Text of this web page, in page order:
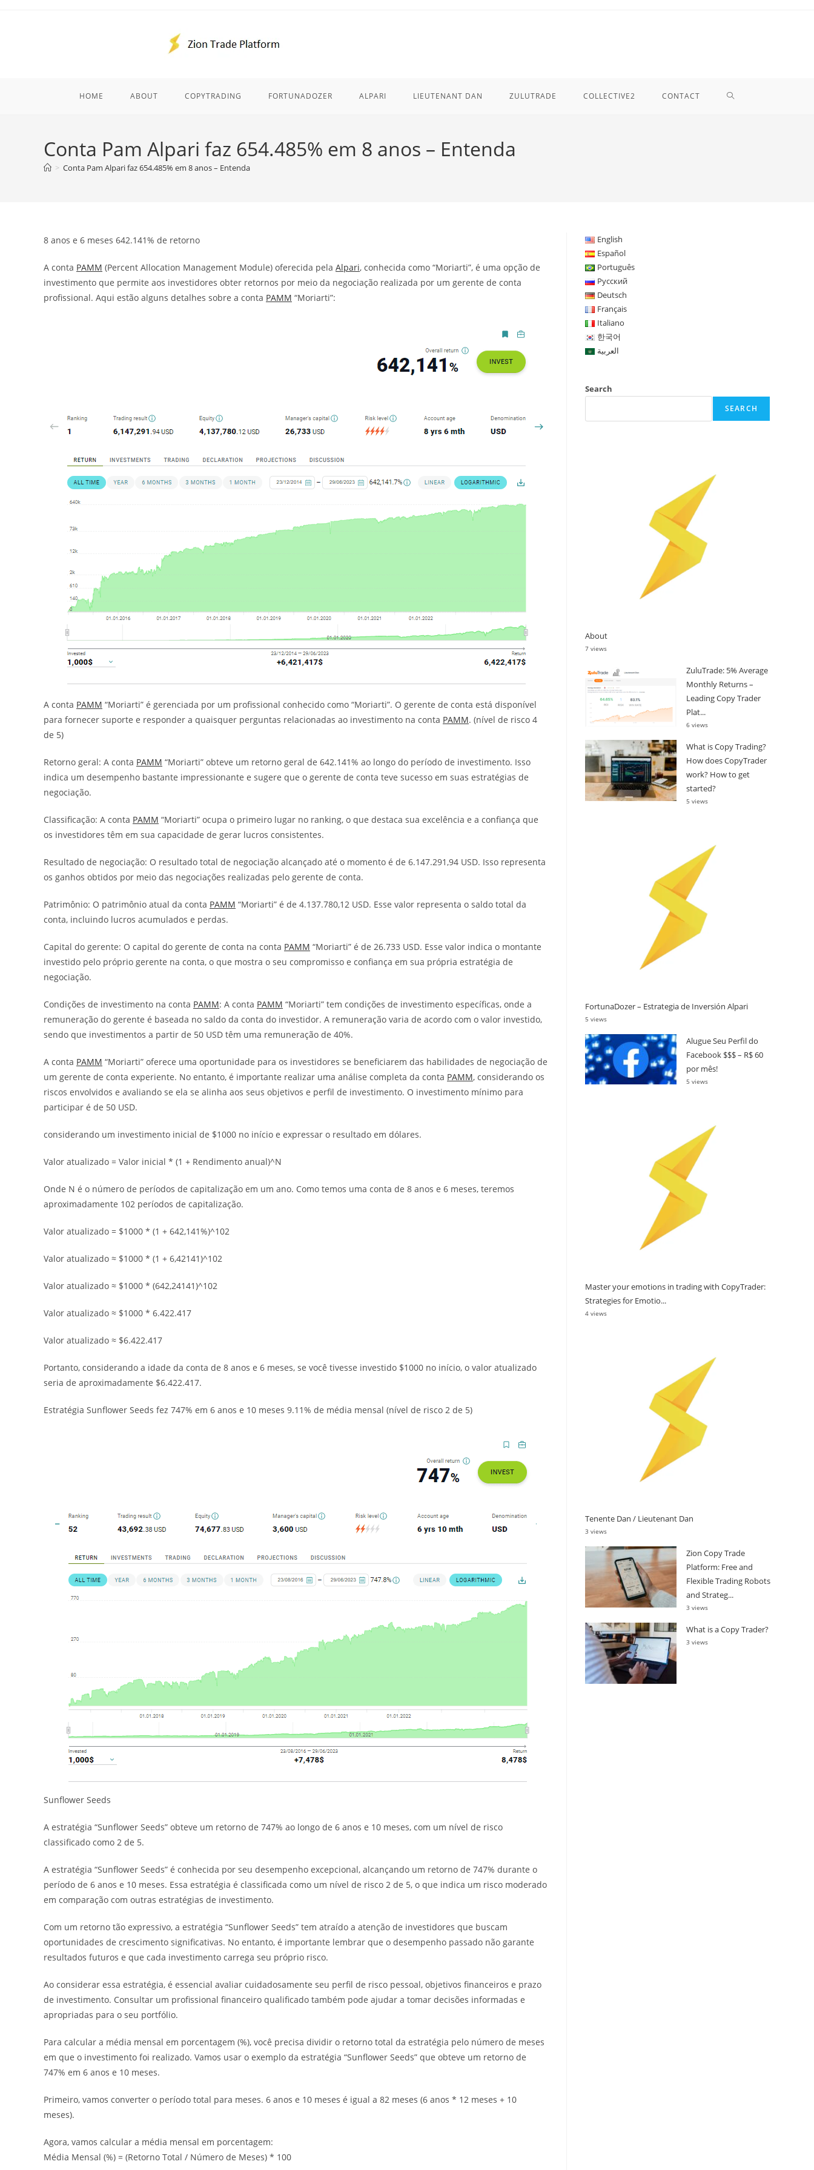
HOME ABOUT COPYTRADING FORTUNADOZER ALPARI LIEUTENANT DAN ZULUTRADE COLLECTIVE2 CONTACT TOGGLE
Conta Pam Alpari faz 654.485% em 8 anos – Entenda
> Conta Pam Alpari faz 654.485% em 8 anos – Entenda
8 anos e 6 meses 642.141% de retorno
A conta PAMM (Percent Allocation Management Module) oferecida pela Alpari, conhecida como “Moriarti”, é uma opção de
investimento que permite aos investidores obter retornos por meio da negociação realizada por um gerente de conta
profissional. Aqui estão alguns detalhes sobre a conta PAMM “Moriarti”:
A conta PAMM “Moriarti” é gerenciada por um profissional conhecido como “Moriarti”. O gerente de conta está disponível
para fornecer suporte e responder a quaisquer perguntas relacionadas ao investimento na conta PAMM. (nível de risco 4
de 5)
Retorno geral: A conta PAMM “Moriarti” obteve um retorno geral de 642.141% ao longo do período de investimento. Isso
indica um desempenho bastante impressionante e sugere que o gerente de conta teve sucesso em suas estratégias de
negociação.
Classificação: A conta PAMM “Moriarti” ocupa o primeiro lugar no ranking, o que destaca sua excelência e a confiança que
os investidores têm em sua capacidade de gerar lucros consistentes.
Resultado de negociação: O resultado total de negociação alcançado até o momento é de 6.147.291,94 USD. Isso representa
os ganhos obtidos por meio das negociações realizadas pelo gerente de conta.
Patrimônio: O patrimônio atual da conta PAMM “Moriarti” é de 4.137.780,12 USD. Esse valor representa o saldo total da
conta, incluindo lucros acumulados e perdas.
Capital do gerente: O capital do gerente de conta na conta PAMM “Moriarti” é de 26.733 USD. Esse valor indica o montante
investido pelo próprio gerente na conta, o que mostra o seu compromisso e confiança em sua própria estratégia de
negociação.
Condições de investimento na conta PAMM: A conta PAMM “Moriarti” tem condições de investimento específicas, onde a
remuneração do gerente é baseada no saldo da conta do investidor. A remuneração varia de acordo com o valor investido,
sendo que investimentos a partir de 50 USD têm uma remuneração de 40%.
A conta PAMM “Moriarti” oferece uma oportunidade para os investidores se beneficiarem das habilidades de negociação de
um gerente de conta experiente. No entanto, é importante realizar uma análise completa da conta PAMM, considerando os
riscos envolvidos e avaliando se ela se alinha aos seus objetivos e perfil de investimento. O investimento mínimo para
participar é de 50 USD.
considerando um investimento inicial de $1000 no início e expressar o resultado em dólares.
Valor atualizado = Valor inicial * (1 + Rendimento anual)^N
Onde N é o número de períodos de capitalização em um ano. Como temos uma conta de 8 anos e 6 meses, teremos
aproximadamente 102 períodos de capitalização.
Valor atualizado = $1000 * (1 + 642,141%)^102
Valor atualizado ≈ $1000 * (1 + 6,42141)^102
Valor atualizado ≈ $1000 * (642,24141)^102
Valor atualizado ≈ $1000 * 6.422.417
Valor atualizado ≈ $6.422.417
Portanto, considerando a idade da conta de 8 anos e 6 meses, se você tivesse investido $1000 no início, o valor atualizado
seria de aproximadamente $6.422.417.
Estratégia Sunflower Seeds fez 747% em 6 anos e 10 meses 9.11% de média mensal (nível de risco 2 de 5)
Sunflower Seeds
A estratégia “Sunflower Seeds” obteve um retorno de 747% ao longo de 6 anos e 10 meses, com um nível de risco
classificado como 2 de 5.
A estratégia “Sunflower Seeds” é conhecida por seu desempenho excepcional, alcançando um retorno de 747% durante o
período de 6 anos e 10 meses. Essa estratégia é classificada como um nível de risco 2 de 5, o que indica um risco moderado
em comparação com outras estratégias de investimento.
Com um retorno tão expressivo, a estratégia “Sunflower Seeds” tem atraído a atenção de investidores que buscam
oportunidades de crescimento significativas. No entanto, é importante lembrar que o desempenho passado não garante
resultados futuros e que cada investimento carrega seu próprio risco.
Ao considerar essa estratégia, é essencial avaliar cuidadosamente seu perfil de risco pessoal, objetivos financeiros e prazo
de investimento. Consultar um profissional financeiro qualificado também pode ajudar a tomar decisões informadas e
apropriadas para o seu portfólio.
Para calcular a média mensal em porcentagem (%), você precisa dividir o retorno total da estratégia pelo número de meses
em que o investimento foi realizado. Vamos usar o exemplo da estratégia “Sunflower Seeds” que obteve um retorno de
747% em 6 anos e 10 meses.
Primeiro, vamos converter o período total para meses. 6 anos e 10 meses é igual a 82 meses (6 anos * 12 meses + 10
meses).
Agora, vamos calcular a média mensal em porcentagem:
Média Mensal (%) = (Retorno Total / Número de Meses) * 100
English
Español
Português
Русский
Deutsch
Français
Italiano
한국어
العربية
Search
SEARCH
About
7 views
ZuluTrade: 5% Average
Monthly Returns –
Leading Copy Trader
Plat...
6 views
What is Copy Trading?
How does CopyTrader
work? How to get
started?
5 views
FortunaDozer – Estrategia de Inversión Alpari
5 views
Alugue Seu Perfil do
Facebook $$$ – R$ 60
por mês!
5 views
Master your emotions in trading with CopyTrader:
Strategies for Emotio...
4 views
Tenente Dan / Lieutenant Dan
3 views
Zion Copy Trade
Platform: Free and
Flexible Trading Robots
and Strateg...
3 views
What is a Copy Trader?
3 views